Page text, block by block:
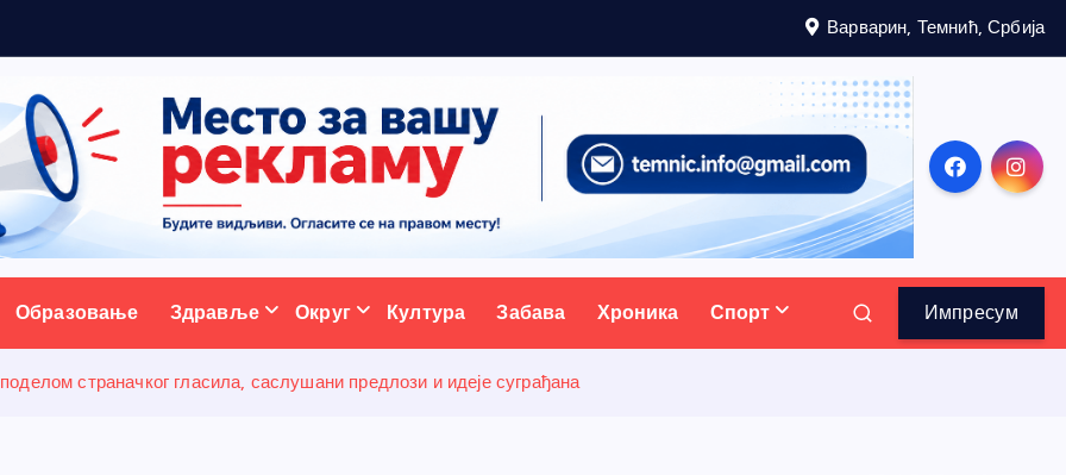
Варварин, Темнић, Србија
портал
Образовање Здравље Округ Култура Забава Хроника Спорт Импресум
страначког гласила, саслушани предлози и идеје суграђана